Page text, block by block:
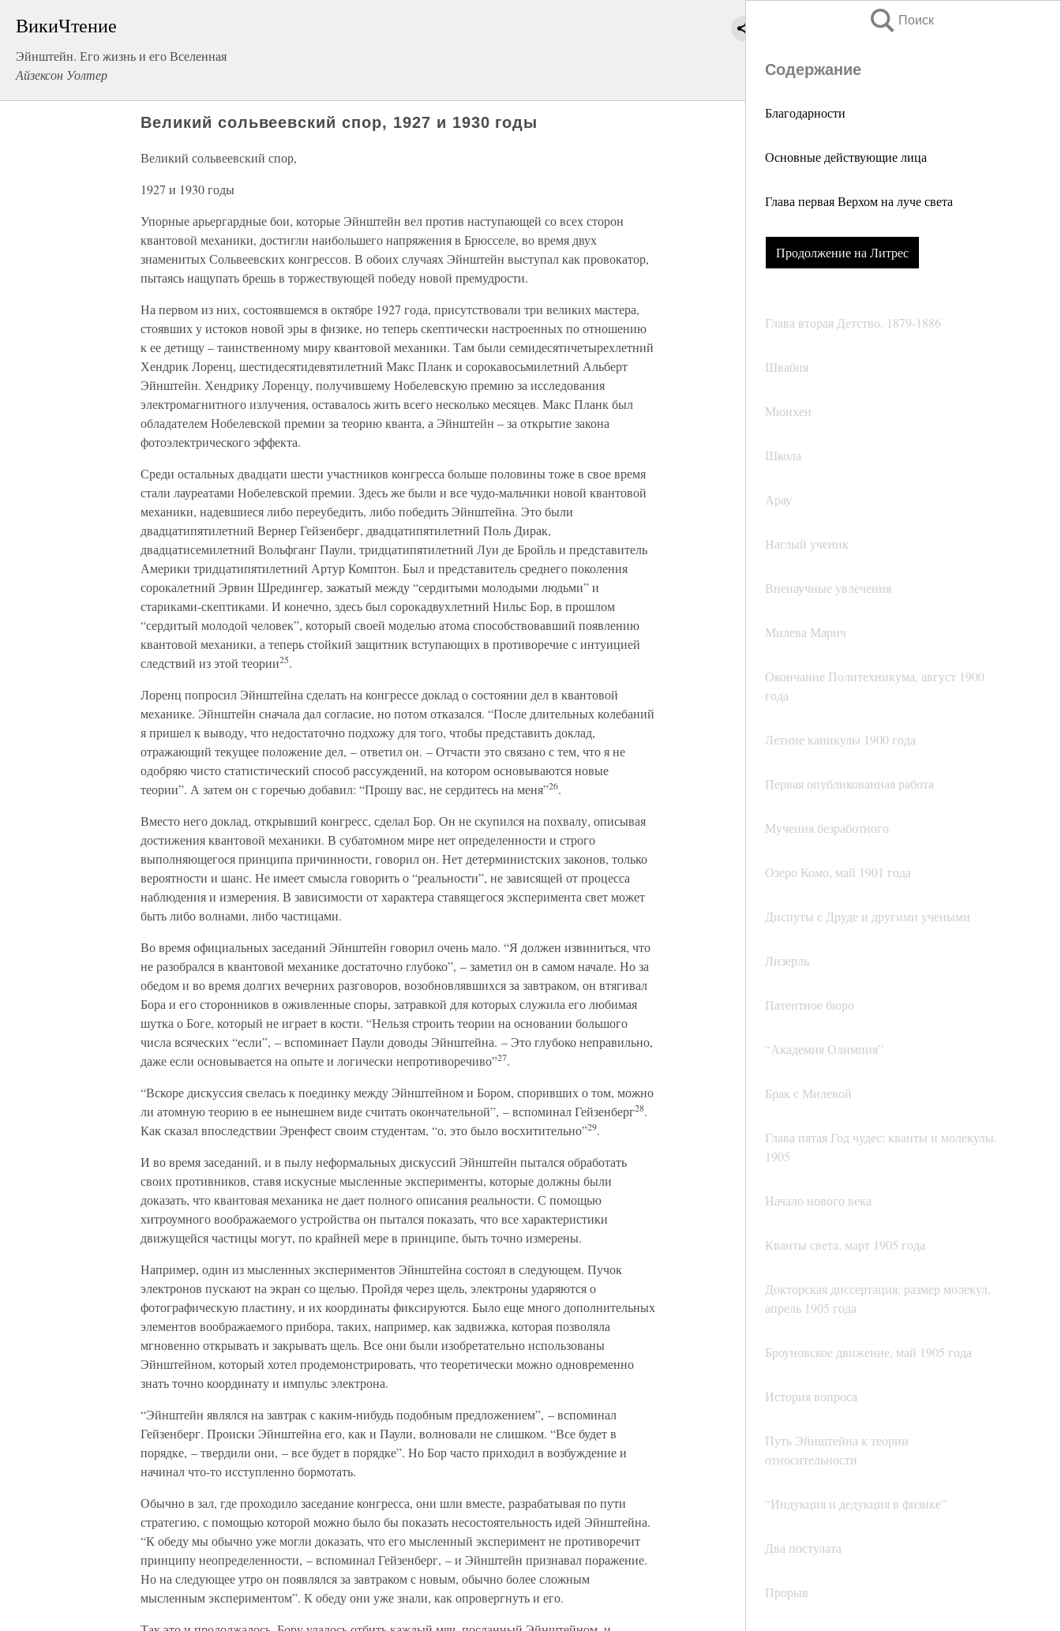
ВикиЧтение
Эйнштейн. Его жизнь и его Вселенная
Айзексон Уолтер
Поиск
Содержание
Благодарности
Основные действующие лица
Глава первая Верхом на луче света
Продолжение на Литрес
Глава вторая Детство. 1879-1886
Швабия
Мюнхен
Школа
Арау
Наглый ученик
Вненаучные увлечения
Милева Марич
Окончание Политехникума, август 1900
года
Летние каникулы 1900 года
Первая опубликованная работа
Мучения безработного
Озеро Комо, май 1901 года
Диспуты с Друде и другими учеными
Лизерль
Патентное бюро
“Академия Олимпия”
Брак с Милевой
Глава пятая Год чудес: кванты и молекулы.
1905
Начало нового века
Кванты света, март 1905 года
Докторская диссертация: размер молекул,
апрель 1905 года
Броуновское движение, май 1905 года
История вопроса
Путь Эйнштейна к теории
относительности
“Индукция и дедукция в физике”
Два постулата
Прорыв
Великий сольвеевский спор, 1927 и 1930 годы
Великий сольвеевский спор,
1927 и 1930 годы
Упорные арьергардные бои, которые Эйнштейн вел против наступающей со всех сторон
квантовой механики, достигли наибольшего напряжения в Брюсселе, во время двух
знаменитых Сольвеевских конгрессов. В обоих случаях Эйнштейн выступал как провокатор,
пытаясь нащупать брешь в торжествующей победу новой премудрости.
На первом из них, состоявшемся в октябре 1927 года, присутствовали три великих мастера,
стоявших у истоков новой эры в физике, но теперь скептически настроенных по отношению
к ее детищу – таинственному миру квантовой механики. Там были семидесятичетырехлетний
Хендрик Лоренц, шестидесятидевятилетний Макс Планк и сорокавосьмилетний Альберт
Эйнштейн. Хендрику Лоренцу, получившему Нобелевскую премию за исследования
электромагнитного излучения, оставалось жить всего несколько месяцев. Макс Планк был
обладателем Нобелевской премии за теорию кванта, а Эйнштейн – за открытие закона
фотоэлектрического эффекта.
Среди остальных двадцати шести участников конгресса больше половины тоже в свое время
стали лауреатами Нобелевской премии. Здесь же были и все чудо-мальчики новой квантовой
механики, надевшиеся либо переубедить, либо победить Эйнштейна. Это были
двадцатипятилетний Вернер Гейзенберг, двадцатипятилетний Поль Дирак,
двадцатисемилетний Вольфганг Паули, тридцатипятилетний Луи де Бройль и представитель
Америки тридцатипятилетний Артур Комптон. Был и представитель среднего поколения
сорокалетний Эрвин Шредингер, зажатый между “сердитыми молодыми людьми” и
стариками-скептиками. И конечно, здесь был сорокадвухлетний Нильс Бор, в прошлом
“сердитый молодой человек”, который своей моделью атома способствовавший появлению
квантовой механики, а теперь стойкий защитник вступающих в противоречие с интуицией
следствий из этой теории25.
Лоренц попросил Эйнштейна сделать на конгрессе доклад о состоянии дел в квантовой
механике. Эйнштейн сначала дал согласие, но потом отказался. “После длительных колебаний
я пришел к выводу, что недостаточно подхожу для того, чтобы представить доклад,
отражающий текущее положение дел, – ответил он. – Отчасти это связано с тем, что я не
одобряю чисто статистический способ рассуждений, на котором основываются новые
теории”. А затем он с горечью добавил: “Прошу вас, не сердитесь на меня”26.
Вместо него доклад, открывший конгресс, сделал Бор. Он не скупился на похвалу, описывая
достижения квантовой механики. В субатомном мире нет определенности и строго
выполняющегося принципа причинности, говорил он. Нет детерминистских законов, только
вероятности и шанс. Не имеет смысла говорить о “реальности”, не зависящей от процесса
наблюдения и измерения. В зависимости от характера ставящегося эксперимента свет может
быть либо волнами, либо частицами.
Во время официальных заседаний Эйнштейн говорил очень мало. “Я должен извиниться, что
не разобрался в квантовой механике достаточно глубоко”, – заметил он в самом начале. Но за
обедом и во время долгих вечерних разговоров, возобновлявшихся за завтраком, он втягивал
Бора и его сторонников в оживленные споры, затравкой для которых служила его любимая
шутка о Боге, который не играет в кости. “Нельзя строить теории на основании большого
числа всяческих “если”, – вспоминает Паули доводы Эйнштейна. – Это глубоко неправильно,
даже если основывается на опыте и логически непротиворечиво”27.
“Вскоре дискуссия свелась к поединку между Эйнштейном и Бором, споривших о том, можно
ли атомную теорию в ее нынешнем виде считать окончательной”, – вспоминал Гейзенберг28.
Как сказал впоследствии Эренфест своим студентам, “о, это было восхитительно”29.
И во время заседаний, и в пылу неформальных дискуссий Эйнштейн пытался обработать
своих противников, ставя искусные мысленные эксперименты, которые должны были
доказать, что квантовая механика не дает полного описания реальности. С помощью
хитроумного воображаемого устройства он пытался показать, что все характеристики
движущейся частицы могут, по крайней мере в принципе, быть точно измерены.
Например, один из мысленных экспериментов Эйнштейна состоял в следующем. Пучок
электронов пускают на экран со щелью. Пройдя через щель, электроны ударяются о
фотографическую пластину, и их координаты фиксируются. Было еще много дополнительных
элементов воображаемого прибора, таких, например, как задвижка, которая позволяла
мгновенно открывать и закрывать щель. Все они были изобретательно использованы
Эйнштейном, который хотел продемонстрировать, что теоретически можно одновременно
знать точно координату и импульс электрона.
“Эйнштейн являлся на завтрак с каким-нибудь подобным предложением”, – вспоминал
Гейзенберг. Происки Эйнштейна его, как и Паули, волновали не слишком. “Все будет в
порядке, – твердили они, – все будет в порядке”. Но Бор часто приходил в возбуждение и
начинал что-то исступленно бормотать.
Обычно в зал, где проходило заседание конгресса, они шли вместе, разрабатывая по пути
стратегию, с помощью которой можно было бы показать несостоятельность идей Эйнштейна.
“К обеду мы обычно уже могли доказать, что его мысленный эксперимент не противоречит
принципу неопределенности, – вспоминал Гейзенберг, – и Эйнштейн признавал поражение.
Но на следующее утро он появлялся за завтраком с новым, обычно более сложным
мысленным экспериментом”. К обеду они уже знали, как опровергнуть и его.